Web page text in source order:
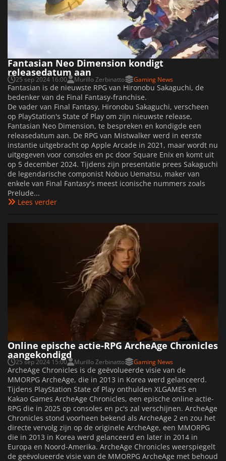
Fantasian Neo Dimension kondigt
releasedatum aan
25 sep 2024 16:00 Murillo Zerbinatto Gaming News
Fantasian is de nieuwste RPG van Hironobu Sakaguchi, de
bedenker van de Final Fantasy-franchise.
De vader van Final Fantasy, Hironobu Sakaguchi, verscheen
op PlayStation's State of Play om zijn nieuwste release,
Fantasian Neo Dimension, te bespreken en kondigde een
releasedatum aan. De RPG van Mistwalker werd in eerste
instantie uitgebracht op Apple Arcade in 2021, maar wordt nu
uitgegeven voor consoles en pc door Square Enix en komt uit
op 5 december 2024. Tijdens zijn presentatie prees Sakaguchi
de legendarische componist Nobuo Uematsu, maker van
enkele van Final Fantasy's meest iconische nummers zoals
Prelude...
Lees verder
Online epische actie-RPG ArcheAge Chronicles
aangekondigd
25 sep 2024 15:00 Murillo Zerbinatto Gaming News
ArcheAge Chronicles is de geëvolueerde visie van de
MMORPG ArcheAge, die in 2013 in Korea werd gelanceerd.
Tijdens PlayStation State of Play onthulden XLGAMES en
Kakao Games ArcheAge Chronicles, een epische online actie-
RPG die in 2025 op consoles en pc's zal verschijnen. ArcheAge
Chronicles stond voorheen bekend als ArcheAge 2 en zou het
directe vervolg zijn op de originele ArcheAge, een MMORPG
die in 2013 in Korea werd gelanceerd en later in 2014 in
Europa en Noord-Amerika. ArcheAge Chronicles weerspiegelt
de geëvolueerde visie van de MMORPG ArcheAge met behoud